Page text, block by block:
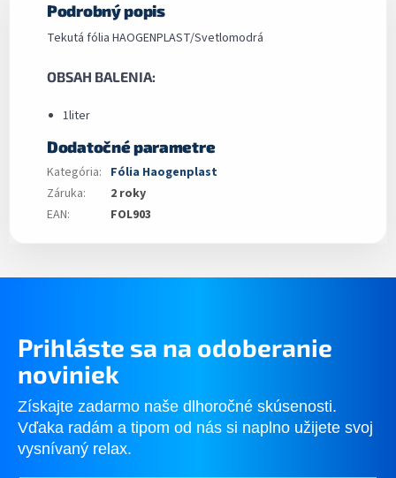
Podrobný popis
Tekutá fólia HAOGENPLAST/Svetlomodrá
OBSAH BALENIA:
1liter
Dodatočné parametre
Kategória: Fólia Haogenplast
Záruka:
2 roky
EAN: FOL903
Prihláste sa na odoberanie
noviniek
Získajte zadarmo naše dlhoročné skúsenosti.
Vďaka radám a tipom od nás si naplno užijete svoj
vysnívaný relax.